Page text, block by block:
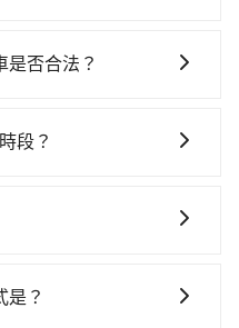
台南市領有合法執照的計
部分小黃司機不按表收
乘高鐵而不預約包車，不
需自付。再者，和運的
供選擇，而且無人租車
爾也會遇到明明已經預
後，雖然路邊隨租隨還
但如果你無法提前預
20倍之多。如果當天或
會採現場議價，建議
預約一輛tripool的九人
自己的需求安排時間和
格按錶計費，但若遇交
行承擔風險，遇到狀況
是否合法？
，這不僅是違法可能被
省小錢而冒上不必要的
定投保最高300萬乘客
段？
專業且親切！讓他們的
是？